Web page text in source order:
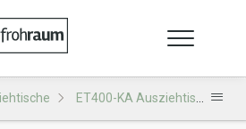
ET400-KA Ausziehtisch